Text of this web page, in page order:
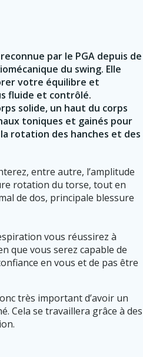
par le PGA depuis de
du swing. Elle
votre équilibre et
fluide et contrôlé.
solide, un haut du corps
toniques et gainés pour
rotation des hanches et des
entre autre, l’amplitude
rotation du torse, tout en
de dos, principale blessure
vous réussirez à
que vous serez capable de
en vous et de pas être
très important d’avoir un
Cela se travaillera grâce à des